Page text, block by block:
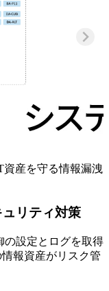
産を守る情報漏洩
リティ対策
の設定とログを取得
報資産がリスク管